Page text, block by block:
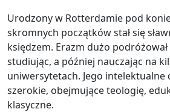
Urodzony w Rotterdamie pod
skromnych początków stał się
księdzem. Erazm dużo
studiując, a później nauczając na
uniwersytetach. Jego intelektualne
szerokie, obejmujące teologię,
klasyczne.